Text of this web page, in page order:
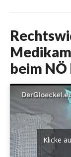
beim NÖ
Klicke